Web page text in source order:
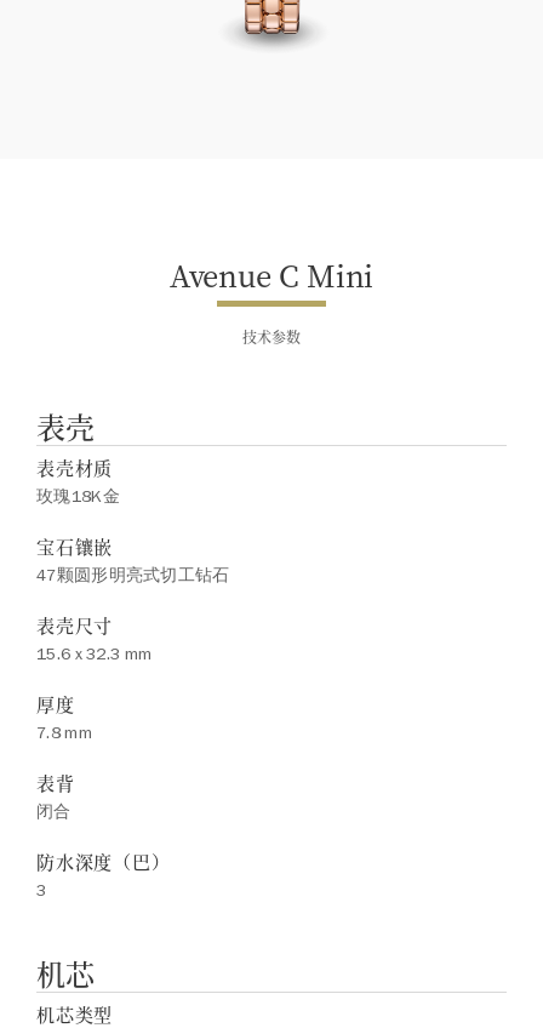
Avenue C Mini
技术参数
表壳
表壳材质
玫瑰18K金
宝石镶嵌
47颗圆形明亮式切工钻石
表壳尺寸
15.6 x 32.3 mm
厚度
7.8 mm
表背
闭合
防水深度（巴）
3
机芯
机芯类型